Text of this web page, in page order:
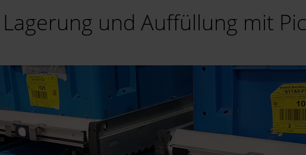
und Auffüllung mit